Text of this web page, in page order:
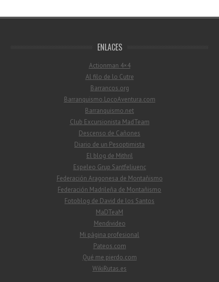
ENLACES
Actionman 4×4
Al filo de lo Cutre
Barrancos.org
Barranquismo.LocoAventura.com
Barranquismo.net
Club Excursionista MadTeam
Descenso de Cañones
Diario de un Pesoptimista
El blog de Mithril
Espeleo Grup Santfeliuenc
Federación Aragonesa de Montañismo
Federación Madrileña de Montañismo
Fotoblog de David de los Santos
MaDTeaM
Mendivideo
Mi página profesional
Pateos.com
Qué me pierdo.com
WikiRutas.es